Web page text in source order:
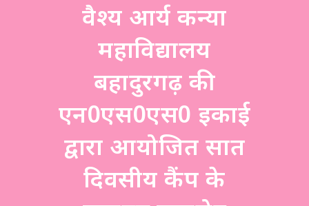
वैश्य आर्य कन्या
महाविद्यालय
बहादुरगढ़ की
एन0एस0एस0 इकाई
द्वारा आयोजित सात
दिवसीय कैंप के